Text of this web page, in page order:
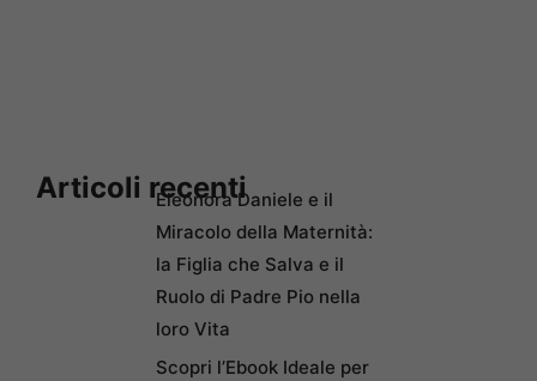
Articoli recentiEleonora Daniele e il
Miracolo della Maternità:
la Figlia che Salva e il
Ruolo di Padre Pio nella
loro Vita
Scopri l’Ebook Ideale per